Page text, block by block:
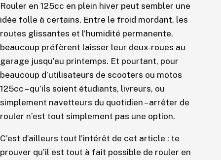
Rouler en 125cc en plein hiver peut sembler une
idée folle à certains. Entre le froid mordant, les
routes glissantes et l’humidité permanente,
beaucoup préfèrent laisser leur deux-roues au
garage jusqu’au printemps. Et pourtant, pour
beaucoup d’utilisateurs de scooters ou motos
125cc – qu’ils soient étudiants, livreurs, ou
simplement navetteurs du quotidien – arrêter de
rouler n’est tout simplement pas une option.
C’est d’ailleurs tout l’intérêt de cet article : te
prouver qu’il est tout à fait possible de rouler en